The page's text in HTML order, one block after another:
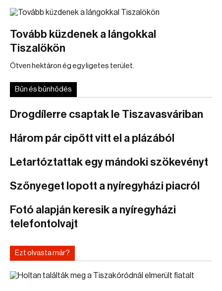
Tovább küzdenek a lángokkal
Tiszalökön
Ötven hektáron ég egy ligetes terület.
Bűn és bűnhődés
Drogdílerre csaptak le Tiszavasváriban
Három pár cipőtt vitt el a plázából
Letartóztattak egy mándoki szökevényt
Szőnyeget lopott a nyíregyházi piacról
Fotó alapján keresik a nyíregyházi
telefontolvajt
Ezt olvasta már?